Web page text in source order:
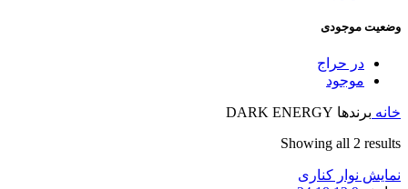
وضعیت موجودی
در حراج
موجود
خانه برندها DARK ENERGY
Showing all 2 results
نمایش نوار کناری